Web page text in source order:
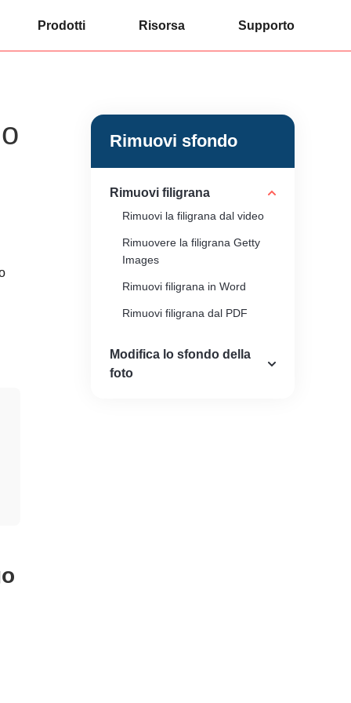
Prodotti Risorsa Supporto
Rimuovi sfondo
Rimuovi filigrana
Rimuovi la filigrana dal video
Rimuovere la filigrana Getty
Images
Rimuovi filigrana in Word
Rimuovi filigrana dal PDF
Rimuovi Emoji dall'immagine
Modifica lo sfondo della
foto